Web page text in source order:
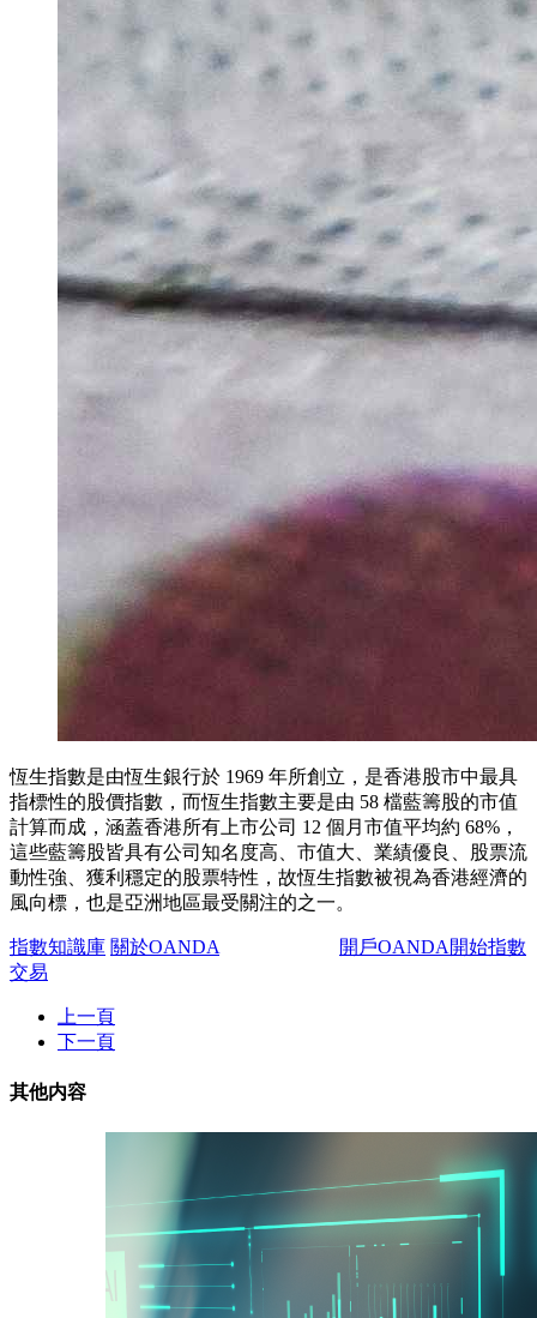
恆生指數是由恆生銀行於 1969 年所創立，是香港股市中最具
指標性的股價指數，而恆生指數主要是由 58 檔藍籌股的市值
計算而成，涵蓋香港所有上市公司 12 個月市值平均約 68%，
這些藍籌股皆具有公司知名度高、市值大、業績優良、股票流
動性強、獲利穩定的股票特性，故恆生指數被視為香港經濟的
風向標，也是亞洲地區最受關注的之一。
指數知識庫 關於OANDA
開戶OANDA開始指數
交易
上一頁
下一頁
其他内容